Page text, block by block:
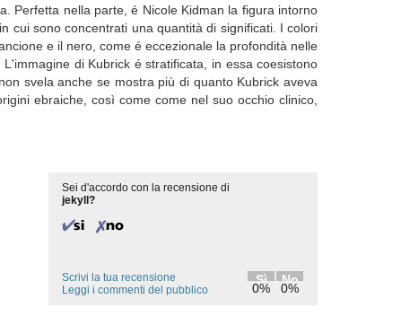
Perfetta nella parte, é Nicole Kidman la figura intorno
cui sono concentrati una quantità di significati. I colori
e il nero, come é eccezionale la profondità nelle
di Kubrick é stratificata, in essa coesistono
svela anche se mostra più di quanto Kubrick aveva
ebraiche, così come come nel suo occhio clinico,
Sei d'accordo con la recensione di
jekyll?
Sì
0%
No
0%
Scrivi la tua recensione
Leggi i commenti del pubblico